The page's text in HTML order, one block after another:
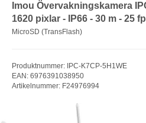
Imou Övervakningskamera
1620 pixlar - IP66 - 30 m - 25
MicroSD (TransFlash)
Produktnummer: IPC-K7CP-5H1WE
EAN: 6976391038950
Artikelnummer: F24976994